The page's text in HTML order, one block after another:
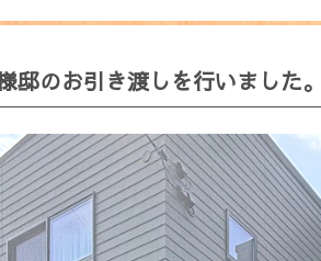
邸のお引き渡しを行いました。